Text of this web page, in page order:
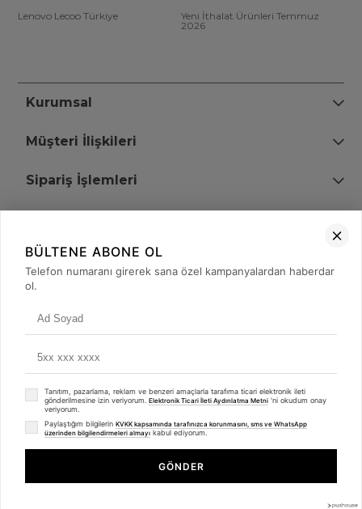
Lenovo Lecoo Türkiye
Yeni İthalat Ürünleri Temmuz
2026
Kurumsal
Müşteri İlişkileri
Sipariş İşlemleri
+90 (850) 473 08 08
© 2008 - 2026merterelektronik.com
- Tüm Hakları Saklıdır. Kredi kartı bilgileriniz 256bit SSL sertifikası ile
Whatsapp
BÜLTENE ABONE OL
Telefon numaranı girerek sana özel kampanyalardan haberdar
ol.
Tanıtım, pazarlama, reklam ve benzeri amaçlarla tarafıma ticari elektronik ileti
gönderilmesine izin veriyorum. Elektronik Ticari İleti Aydınlatma Metni 'ni okudum onay
veriyorum.
Paylaştığım bilgilerin KVKK kapsamında tarafınızca korunmasını, sms ve WhatsApp
üzerinden bilgilendirmeleri almayı kabul ediyorum.
GÖNDER